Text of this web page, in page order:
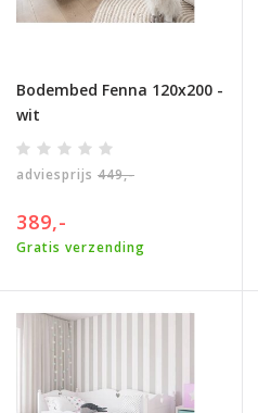
Bodembed Fenna 120x200 -
wit
adviesprijs 449,-
389,-
Gratis verzending